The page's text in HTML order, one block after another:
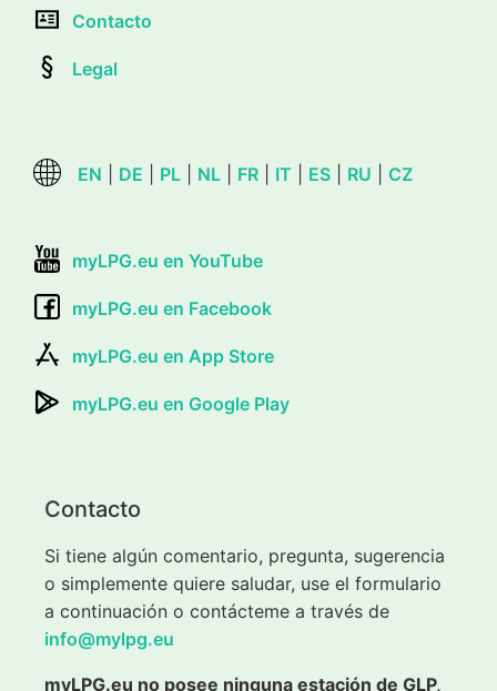
Contacto
Legal
EN DE PL NL FR IT ES RU CZ
myLPG.eu en YouTube
myLPG.eu en Facebook
myLPG.eu en App Store
myLPG.eu en Google Play
Contacto
Si tiene algún comentario, pregunta, sugerencia
o simplemente quiere saludar, use el formulario
a continuación o contácteme a través de
info@mylpg.eu
myLPG.eu no posee ninguna estación de GLP,